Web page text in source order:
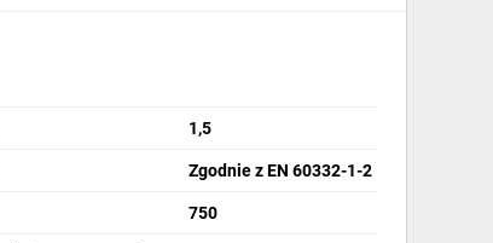
1,5
Zgodnie z EN 60332-1-2
750